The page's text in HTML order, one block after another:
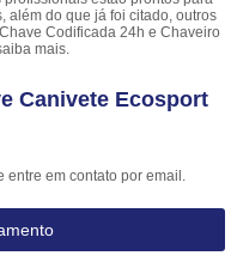
além do que já foi citado, outros
Codificada 24h e Chaveiro
mais.
Canivete Ecosport
entre em contato por email.